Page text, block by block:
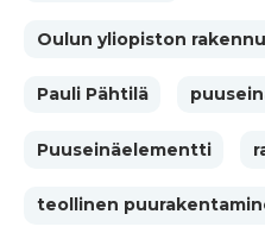
Oulun yliopiston
Pauli Pähtilä
Puuseinäelementti
teollinen